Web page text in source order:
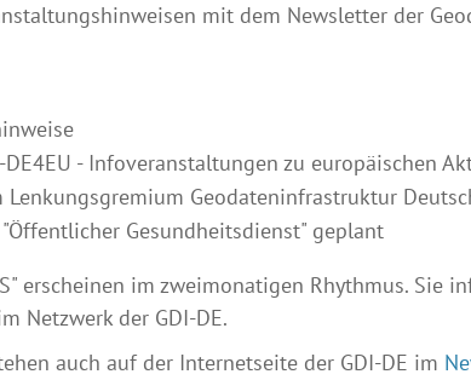
mit dem Newsletter der
DE4EU - Infoveranstaltungen zu europäischen
Lenkungsgremium Geodateninfrastruktur
Gesundheitsdienst" geplant
erscheinen im zweimonatigen Rhythmus. Sie
Netzwerk der GDI-DE.
auch auf der Internetseite der GDI-DE im